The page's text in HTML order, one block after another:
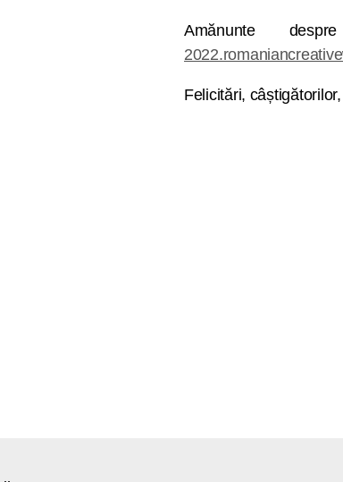
Amănunte
Felicitări,